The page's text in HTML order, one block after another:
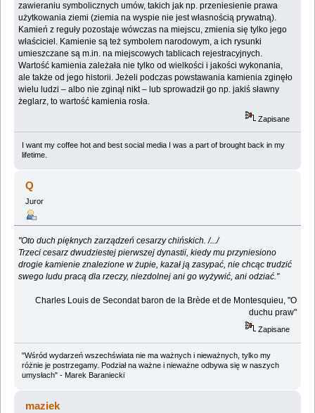
zawieraniu symbolicznych umów, takich jak np. przeniesienie prawa
użytkowania ziemi (ziemia na wyspie nie jest własnością prywatną).
Kamień z reguły pozostaje wówczas na miejscu, zmienia się tylko jego
właściciel. Kamienie są też symbolem narodowym, a ich rysunki
umieszczane są m.in. na miejscowych tablicach rejestracyjnych.
Wartość kamienia zależała nie tylko od wielkości i jakości wykonania,
ale także od jego historii. Jeżeli podczas powstawania kamienia zginęło
wielu ludzi – albo nie zginął nikt – lub sprowadził go np. jakiś sławny
żeglarz, to wartość kamienia rosła.
Zapisane
I want my coffee hot and best social media I was a part of brought back in my
lifetime.
Q
Juror
"Oto duch pięknych zarządzeń cesarzy chińskich. /.../
Trzeci cesarz dwudziestej pierwszej dynastii, kiedy mu przyniesiono
drogie kamienie znalezione w żupie, kazał ją zasypać, nie chcąc trudzić
swego ludu pracą dla rzeczy, niezdolnej ani go wyżywić, ani odziać."
Charles Louis de Secondat baron de la Brède et de Montesquieu, "O
duchu praw"
Zapisane
"Wśród wydarzeń wszechświata nie ma ważnych i nieważnych, tylko my
różnie je postrzegamy. Podział na ważne i nieważne odbywa się w naszych
umysłach" - Marek Baraniecki
maziek